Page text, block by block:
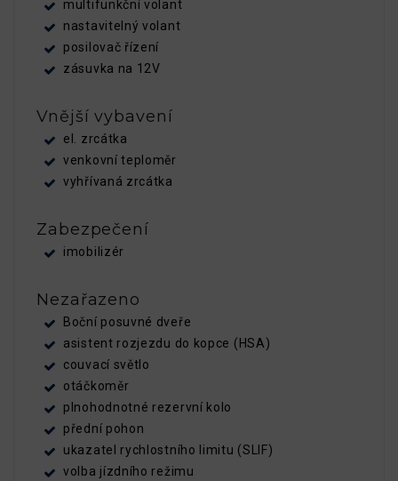
multifunkční volant
nastavitelný volant
posilovač řízení
zásuvka na 12V
Vnější vybavení
el. zrcátka
venkovní teploměr
vyhřívaná zrcátka
Zabezpečení
imobilizér
Nezařazeno
Boční posuvné dveře
asistent rozjezdu do kopce (HSA)
couvací světlo
otáčkoměr
plnohodnotné rezervní kolo
přední pohon
ukazatel rychlostního limitu (SLIF)
volba jízdního režimu